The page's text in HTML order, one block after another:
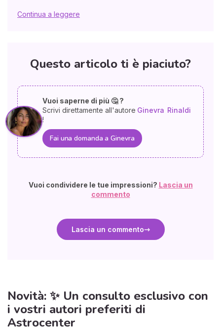
Continua a leggere
Questo articolo ti è piaciuto?
Vuoi saperne di più 🤔 ?
Scrivi direttamente all'autore Ginevra Rinaldi
!
Fai una domanda a Ginevra
Vuoi condividere le tue impressioni? Lascia un
commento
Lascia un commento
Novità: ✨ Un consulto esclusivo con
i vostri autori preferiti di
Astrocenter